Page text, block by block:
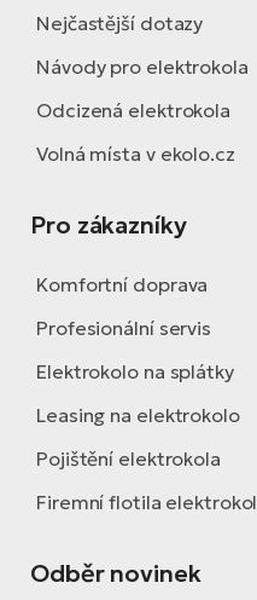
Nejčastější dotazy
Návody pro elektrokola
Odcizená elektrokola
Volná místa v ekolo.cz
Pro zákazníky
Komfortní doprava
Profesionální servis
Elektrokolo na splátky
Leasing na elektrokolo
Pojištění elektrokola
Firemní flotila elektrokol
Odběr novinek